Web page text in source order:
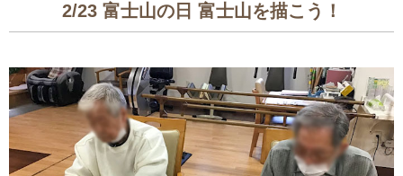
2/23 富士山の日 富士山を描こう！